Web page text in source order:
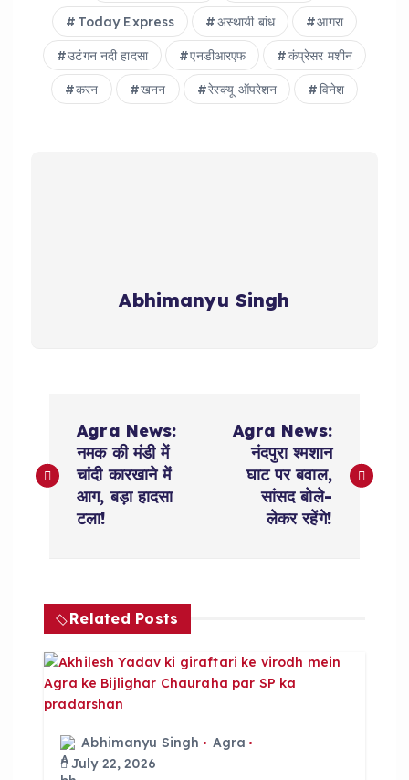
Today Express अस्थायी बांध आगरा
उटंगन नदी हादसा एनडीआरएफ कंप्रेसर मशीन
करन खनन रेस्क्यू ऑपरेशन विनेश
Abhimanyu Singh
o
n
a
v
Agra News:
नमक की मंडी में
चांदी कारखाने में
आग, बड़ा हादसा
टला!
Agra News:
नंदपुरा श्मशान
घाट पर बवाल,
सांसद बोले-
लेकर रहेंगे!
Related Posts
Abhimanyu Singh
Agra
July 22, 2026